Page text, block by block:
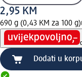
2,95 KM
690 g (0,43 KM za 100 g)
Dodati u